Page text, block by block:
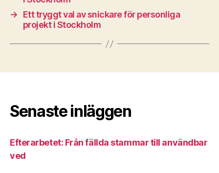
→
Ett tryggt val av snickare för personliga
projekt i Stockholm
Senaste inläggen
Efterarbetet: Från fällda stammar till användbar
ved